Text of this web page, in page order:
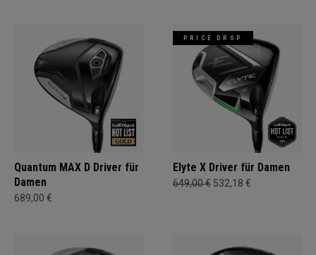
Quantum MAX D Driver für
Damen
689,00 €
PRICE DROP
Elyte X Driver für Damen
649,00 € 532,18 €